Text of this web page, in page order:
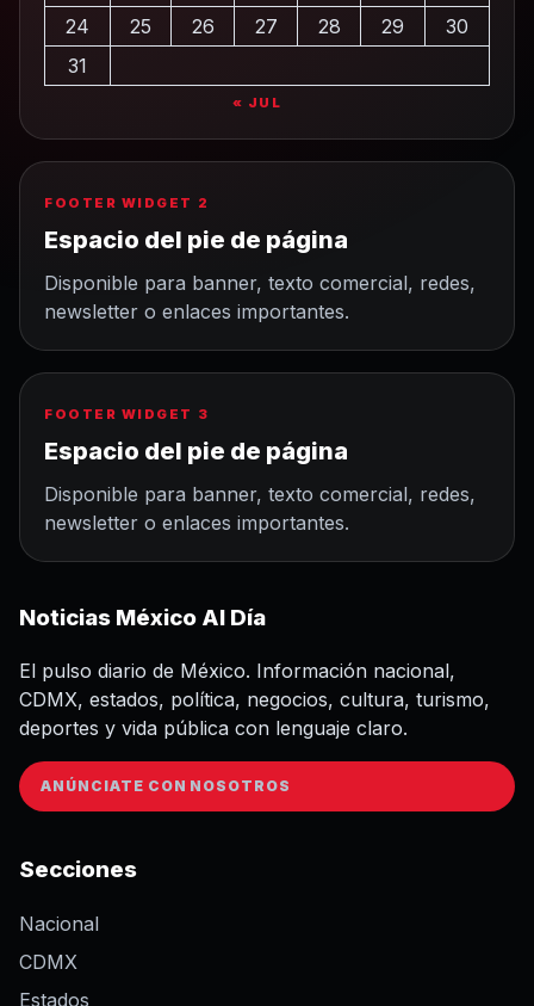
24
25 26 27 28 29
30
31
« JUL
FOOTER WIDGET 2
Espacio del pie de página
Disponible para banner, texto comercial, redes,
newsletter o enlaces importantes.
FOOTER WIDGET 3
Espacio del pie de página
Disponible para banner, texto comercial, redes,
newsletter o enlaces importantes.
Noticias México Al Día
El pulso diario de México. Información nacional,
CDMX, estados, política, negocios, cultura, turismo,
deportes y vida pública con lenguaje claro.
ANÚNCIATE CON NOSOTROS
Secciones
Nacional
CDMX
Estados